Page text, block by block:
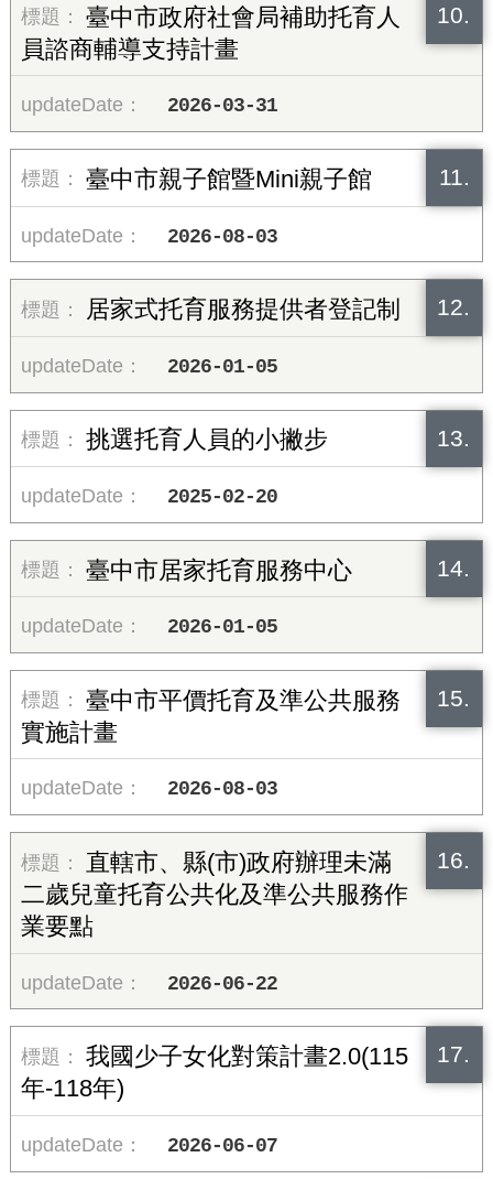
10.
臺中市政府社會局補助托育人
員諮商輔導支持計畫
2026-03-31
11.
臺中市親子館暨Mini親子館
2026-08-03
12.
居家式托育服務提供者登記制
2026-01-05
13.
挑選托育人員的小撇步
2025-02-20
14.
臺中市居家托育服務中心
2026-01-05
15.
臺中市平價托育及準公共服務
實施計畫
2026-08-03
16.
直轄市、縣(市)政府辦理未滿
二歲兒童托育公共化及準公共服務作
業要點
2026-06-22
17.
我國少子女化對策計畫2.0(115
年-118年)
2026-06-07